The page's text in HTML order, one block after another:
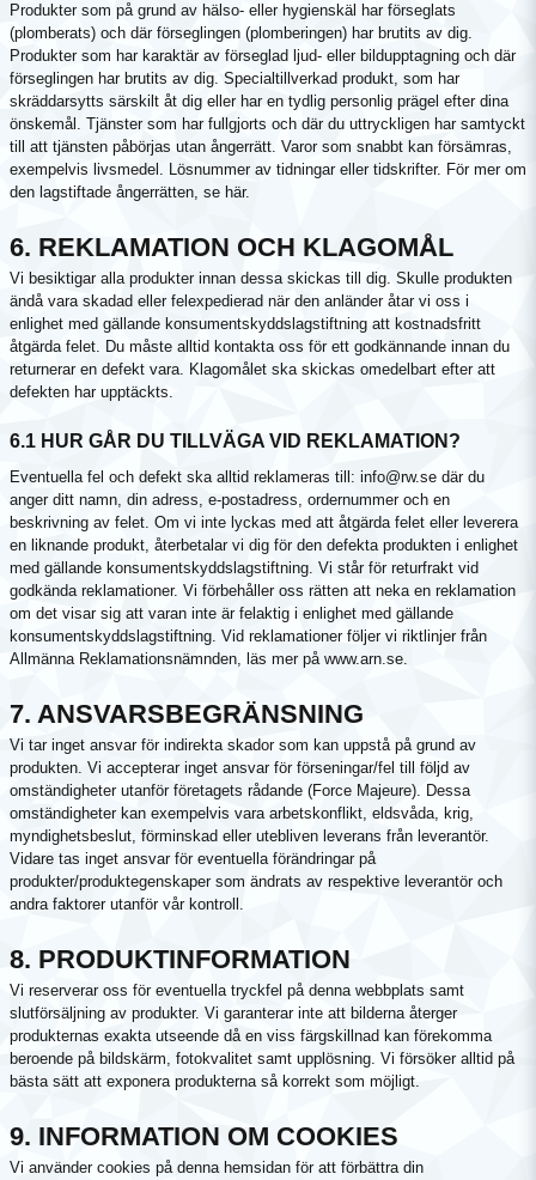
Produkter som på grund av hälso- eller hygienskäl har förseglats
(plomberats) och där förseglingen (plomberingen) har brutits av dig.
Produkter som har karaktär av förseglad ljud- eller bildupptagning och där
förseglingen har brutits av dig. Specialtillverkad produkt, som har
skräddarsytts särskilt åt dig eller har en tydlig personlig prägel efter dina
önskemål. Tjänster som har fullgjorts och där du uttryckligen har samtyckt
till att tjänsten påbörjas utan ångerrätt. Varor som snabbt kan försämras,
exempelvis livsmedel. Lösnummer av tidningar eller tidskrifter. För mer om
den lagstiftade ångerrätten, se här.
6. REKLAMATION OCH KLAGOMÅL
Vi besiktigar alla produkter innan dessa skickas till dig. Skulle produkten
ändå vara skadad eller felexpedierad när den anländer åtar vi oss i
enlighet med gällande konsumentskyddslagstiftning att kostnadsfritt
åtgärda felet. Du måste alltid kontakta oss för ett godkännande innan du
returnerar en defekt vara. Klagomålet ska skickas omedelbart efter att
defekten har upptäckts.
6.1 HUR GÅR DU TILLVÄGA VID REKLAMATION?
Eventuella fel och defekt ska alltid reklameras till: info@rw.se där du
anger ditt namn, din adress, e-postadress, ordernummer och en
beskrivning av felet. Om vi inte lyckas med att åtgärda felet eller leverera
en liknande produkt, återbetalar vi dig för den defekta produkten i enlighet
med gällande konsumentskyddslagstiftning. Vi står för returfrakt vid
godkända reklamationer. Vi förbehåller oss rätten att neka en reklamation
om det visar sig att varan inte är felaktig i enlighet med gällande
konsumentskyddslagstiftning. Vid reklamationer följer vi riktlinjer från
Allmänna Reklamationsnämnden, läs mer på www.arn.se.
7. ANSVARSBEGRÄNSNING
Vi tar inget ansvar för indirekta skador som kan uppstå på grund av
produkten. Vi accepterar inget ansvar för förseningar/fel till följd av
omständigheter utanför företagets rådande (Force Majeure). Dessa
omständigheter kan exempelvis vara arbetskonflikt, eldsvåda, krig,
myndighetsbeslut, förminskad eller utebliven leverans från leverantör.
Vidare tas inget ansvar för eventuella förändringar på
produkter/produktegenskaper som ändrats av respektive leverantör och
andra faktorer utanför vår kontroll.
8. PRODUKTINFORMATION
Vi reserverar oss för eventuella tryckfel på denna webbplats samt
slutförsäljning av produkter. Vi garanterar inte att bilderna återger
produkternas exakta utseende då en viss färgskillnad kan förekomma
beroende på bildskärm, fotokvalitet samt upplösning. Vi försöker alltid på
bästa sätt att exponera produkterna så korrekt som möjligt.
9. INFORMATION OM COOKIES
Vi använder cookies på denna hemsidan för att förbättra din